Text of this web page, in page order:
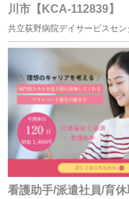
統計処理されたデータ
当社は、提供を受けた
いよう加工した統計デ
を特定できない統計デ
利用することができる
ご質問及びご苦情の窓
川市【KCA-112839】
共立荻野病院デイサービスセ
看護助手/派遣社員/育